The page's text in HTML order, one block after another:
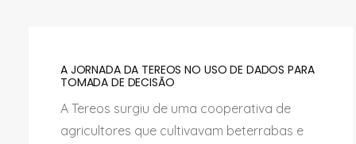
A JORNADA DA TEREOS NO USO DE DADOS PARA
TOMADA DE DECISÃO
A Tereos surgiu de uma cooperativa de
agricultores que cultivavam beterrabas e